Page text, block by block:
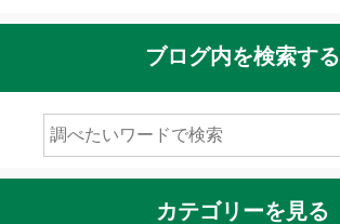
ブログ内を検索する
カテゴリーを見る